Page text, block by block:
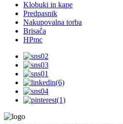
Klobuki in kape
Predpasnik
Nakupovalna torba
Brisača
HPmc